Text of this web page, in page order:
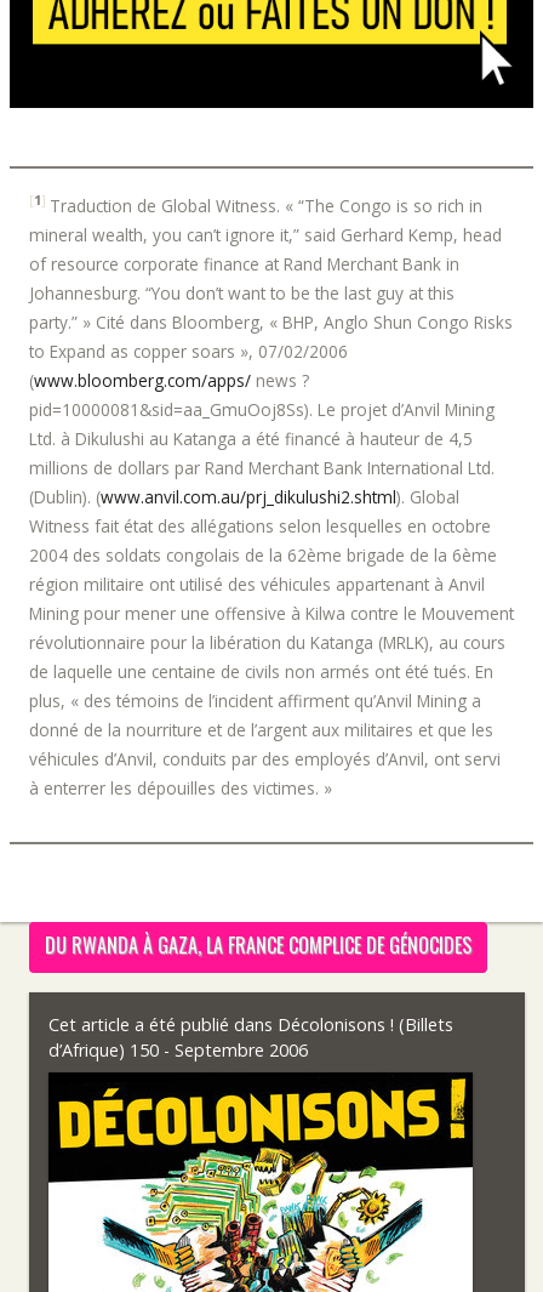
[1] Traduction de Global Witness. « “The Congo is so rich in
mineral wealth, you can’t ignore it,” said Gerhard Kemp, head
of resource corporate finance at Rand Merchant Bank in
Johannesburg. “You don’t want to be the last guy at this
party.” » Cité dans Bloomberg, « BHP, Anglo Shun Congo Risks
to Expand as copper soars », 07/02/2006
(www.bloomberg.com/apps/ news ?
pid=10000081&sid=aa_GmuOoj8Ss). Le projet d’Anvil Mining
Ltd. à Dikulushi au Katanga a été financé à hauteur de 4,5
millions de dollars par Rand Merchant Bank International Ltd.
(Dublin). (www.anvil.com.au/prj_dikulushi2.shtml). Global
Witness fait état des allégations selon lesquelles en octobre
2004 des soldats congolais de la 62ème brigade de la 6ème
région militaire ont utilisé des véhicules appartenant à Anvil
Mining pour mener une offensive à Kilwa contre le Mouvement
révolutionnaire pour la libération du Katanga (MRLK), au cours
de laquelle une centaine de civils non armés ont été tués. En
plus, « des témoins de l’incident affirment qu’Anvil Mining a
donné de la nourriture et de l’argent aux militaires et que les
véhicules d’Anvil, conduits par des employés d’Anvil, ont servi
à enterrer les dépouilles des victimes. »
DU RWANDA À GAZA, LA FRANCE COMPLICE DE GÉNOCIDES
Cet article a été publié dans Décolonisons ! (Billets
d’Afrique) 150 - Septembre 2006